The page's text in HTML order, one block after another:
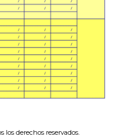
los derechos reservados.